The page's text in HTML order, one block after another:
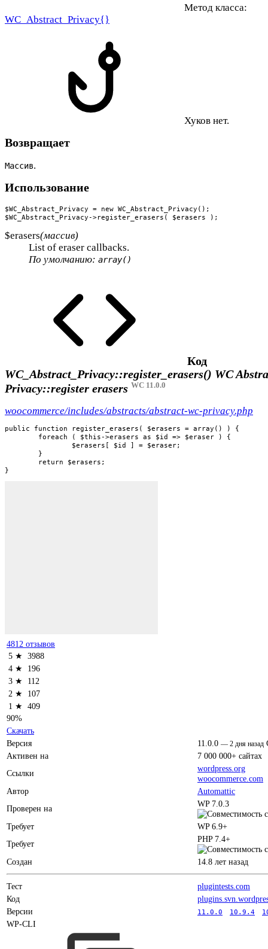
Метод класса:
WC_Abstract_Privacy{}
Хуков нет.
Возвращает
Массив.
Использование
$WC_Abstract_Privacy = new WC_Abstract_Privacy();
$WC_Abstract_Privacy->register_erasers( $erasers );
$erasers(массив)
List of eraser callbacks.
По умолчанию: array()
Код
WC_Abstract_Privacy::register_erasers() WC
Privacy::register erasers WC 11.0.0
woocommerce/includes/abstracts/abstract-wc-privacy.php
public function register_erasers( $erasers = array() ) {
}
4812 отзывов
5 ★ 3988
4 ★
196
3 ★
112
2 ★
107
1 ★ 409
90%
Скачать
Версия
11.0.0 — 2 дня назад
Активен на
7 000 000+ сайтах
Ссылки
wordpress.org
woocommerce.com
Автор
Automattic
Проверен на
WP 7.0.3
Требует
WP 6.9+
Требует
PHP 7.4+
Создан 14.8 лет назад
Тест
plugintests.com
Код
Версии
11.0.0 10.9.4
WP-CLI